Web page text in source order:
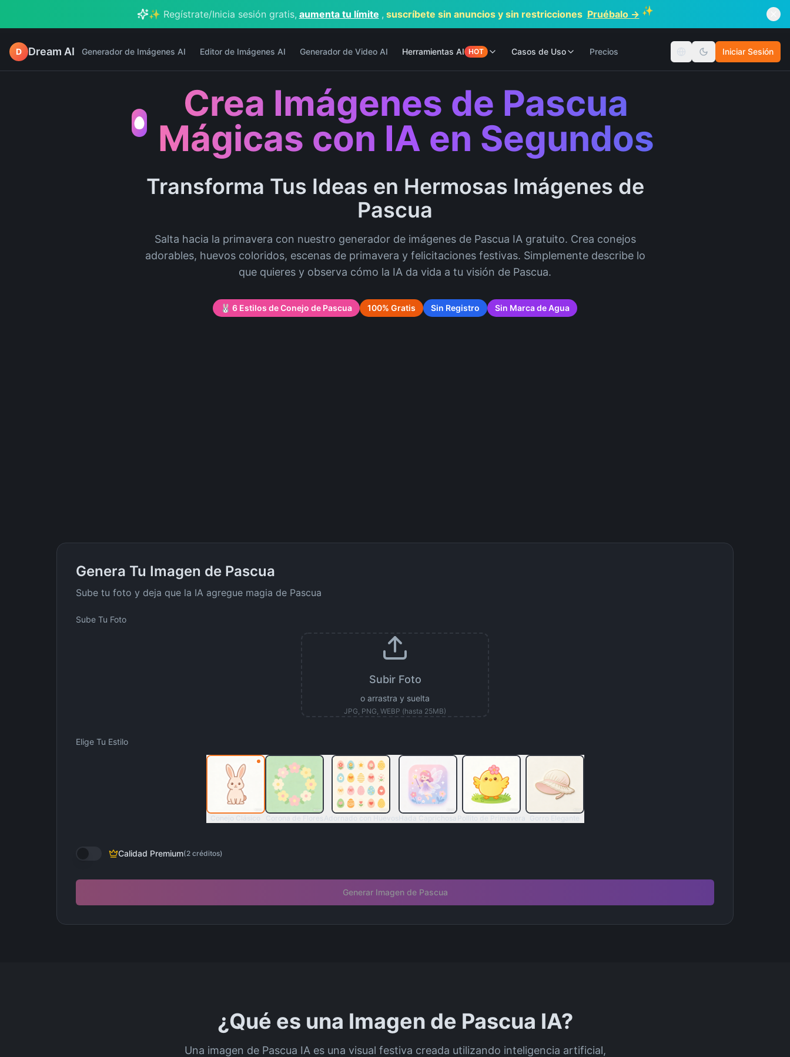
✨ Regístrate/Inicia sesión gratis, aumenta tu límite , suscríbete sin anuncios y sin restricciones Pruébalo → ✨
D Dream AI Generador de Imágenes AI Editor de Imágenes AI Generador de Video AI Herramientas AI HOT Casos de Uso Precios Cambiar idiomaIniciar Sesión
Crea Imágenes de Pascua
Mágicas con IA en Segundos
Transforma Tus Ideas en Hermosas Imágenes de
Pascua
Salta hacia la primavera con nuestro generador de imágenes de Pascua IA gratuito. Crea conejos
adorables, huevos coloridos, escenas de primavera y felicitaciones festivas. Simplemente describe lo
que quieres y observa cómo la IA da vida a tu visión de Pascua.
🐰 6 Estilos de Conejo de Pascua 100% Gratis Sin Registro Sin Marca de Agua
Genera Tu Imagen de Pascua
Sube tu foto y deja que la IA agregue magia de Pascua
Sube Tu Foto
Subir Foto
o arrastra y suelta
JPG, PNG, WEBP (hasta 25MB)
Elige Tu Estilo
Calidad Premium(2 créditos)
Generar Imagen de Pascua
¿Qué es una Imagen de Pascua IA?
Una imagen de Pascua IA es una visual festiva creada utilizando inteligencia artificial,